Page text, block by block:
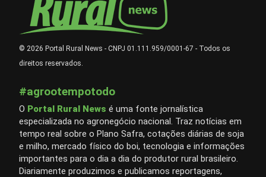
© 2026 Portal Rural News - CNPJ 01.111.959/0001-67 - Todos os
direitos reservados.
#agrootempotodo
O Portal Rural News é uma fonte jornalística
especializada no agronegócio nacional. Traz notícias em
tempo real sobre o Plano Safra, cotações diárias de soja
e milho, mercado físico do boi, tecnologia e informações
importantes para o dia a dia do produtor rural brasileiro.
Diariamente produzimos e publicamos reportagens,